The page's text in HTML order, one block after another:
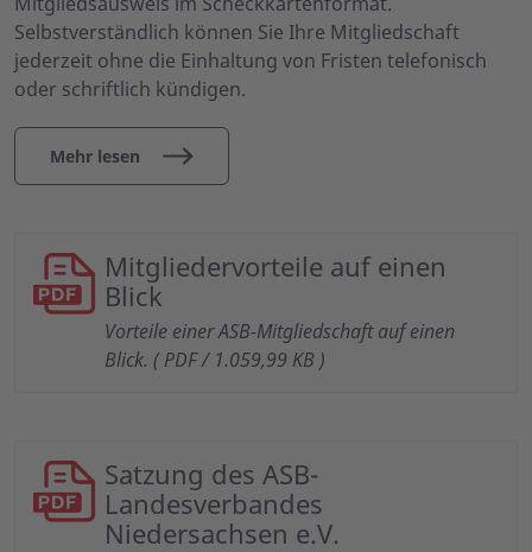
Selbstverständlich können Sie Ihre Mitgliedschaft
jederzeit ohne die Einhaltung von Fristen telefonisch
oder schriftlich kündigen.
Mehr lesen
Mitgliedervorteile auf einen
Blick
Vorteile einer ASB-Mitgliedschaft auf einen
Blick. ( PDF / 1.059,99 KB )
Satzung des ASB-
Landesverbandes
Niedersachsen e.V.